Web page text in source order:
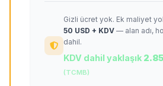
Gizli ücret yok. Ek maliyet
50 USD + KDV — alan adı,
dahil.
KDV dahil yaklaşık
(TCMB)